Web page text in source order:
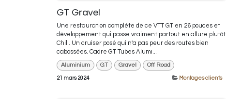
GT Gravel
Une restauration complète de ce VTT GT en 26 pouces et
développement qui passe vraiment partout en allure plutôt
Chill. Un cruiser posé qui n'a pas peur des routes bien
cabossées. Cadre GT Tubes Alumi...
Aluminium GT Gravel Off Road
21 mars 2024 Montages clients